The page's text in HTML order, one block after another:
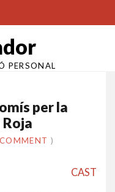
PERSONAL
per la
)
CAST